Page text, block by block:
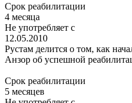
Срок реабилитации
4 месяца
Не употребляет с
12.05.2010
Рустам делится о том, как
Анзор об успешной
Срок реабилитации
5 месяцев